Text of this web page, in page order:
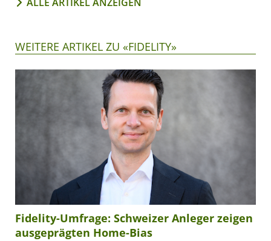
WEITERE ARTIKEL ZU «FIDELITY»
Fidelity-Umfrage: Schweizer Anleger zeigen
ausgeprägten Home-Bias